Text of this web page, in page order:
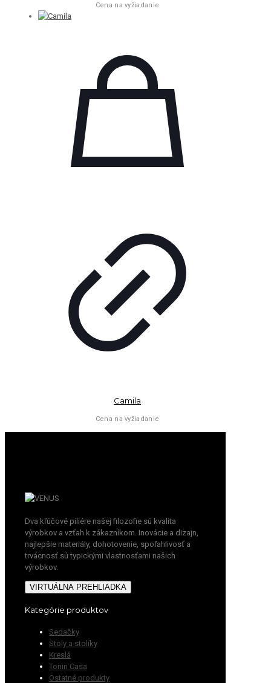
Cena na vyžiadanie
Camila
Cena na vyžiadanie
Dva kľúčové piliére našej filozofie sú kvalita
výrobkov a vzťah k zákazníkom. Inovácie a dizajn,
najlepšie materiály, dohotovenie, spoľahlivosť a
trvácnosť sú typickými vlastnosťami našich
výrobkov.
VIRTUÁLNA PREHLIADKA
Kategórie produktov
Sedačky
Stoly a stolíky
Kreslá
Tonin Casa
Ostatné produkty